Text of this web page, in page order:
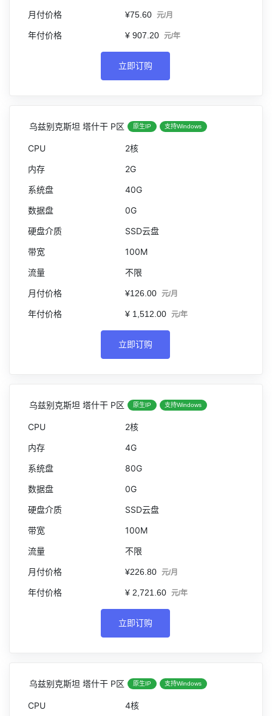
¥75.60 元/月
¥ 907.20 元/年
立即订购
乌兹别克斯坦 塔什干 P区 原生IP 支持Windows
2核
2G
40G
0G
SSD云盘
100M
不限
¥126.00 元/月
¥ 1,512.00 元/年
立即订购
乌兹别克斯坦 塔什干 P区 原生IP 支持Windows
2核
4G
80G
0G
SSD云盘
100M
不限
¥226.80 元/月
¥ 2,721.60 元/年
立即订购
乌兹别克斯坦 塔什干 P区 原生IP 支持Windows
4核